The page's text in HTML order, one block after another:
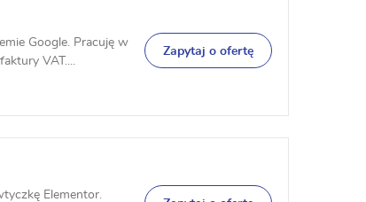
Google. Pracuję w
VAT....
Zapytaj o ofertę
Elementor.